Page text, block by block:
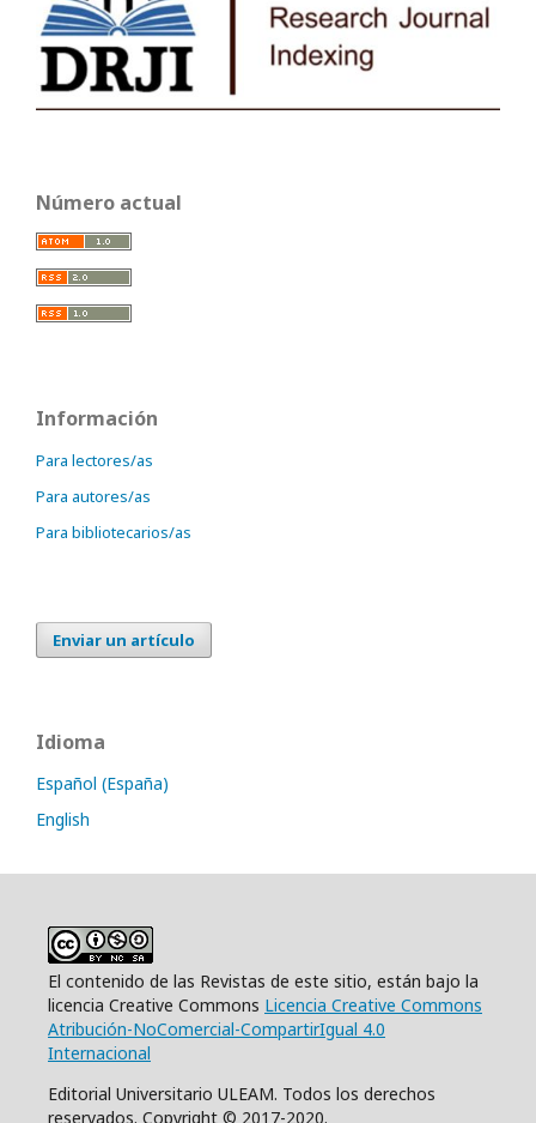
Número actual
Información
Para lectores/as
Para autores/as
Para bibliotecarios/as
Enviar un artículo
Idioma
Español (España)
English
El contenido de las Revistas de este sitio, están bajo la
licencia Creative Commons Licencia Creative Commons
Atribución-NoComercial-CompartirIgual 4.0
Internacional
Editorial Universitario ULEAM. Todos los derechos
reservados. Copyright © 2017-2020.